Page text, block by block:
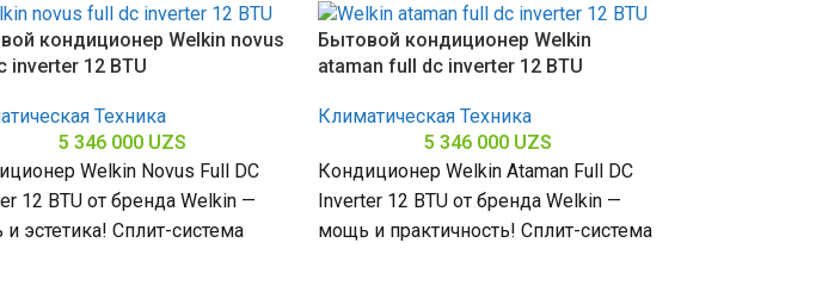
кондиционер Welkin novus
inverter 12 BTU
Техника
5 346 000 UZS
Welkin Novus Full DC
12 BTU от бренда Welkin —
эстетика! Сплит-система
Бытовой кондиционер Welkin
ataman full dc inverter 12 BTU
Климатическая Техника
5 346 000 UZS
Кондиционер Welkin Ataman Full DC
Inverter 12 BTU от бренда Welkin —
мощь и практичность! Сплит-система